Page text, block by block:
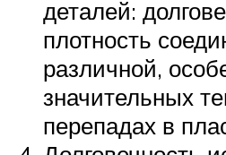
деталей:
плотность
различной,
значительных
перепадах в